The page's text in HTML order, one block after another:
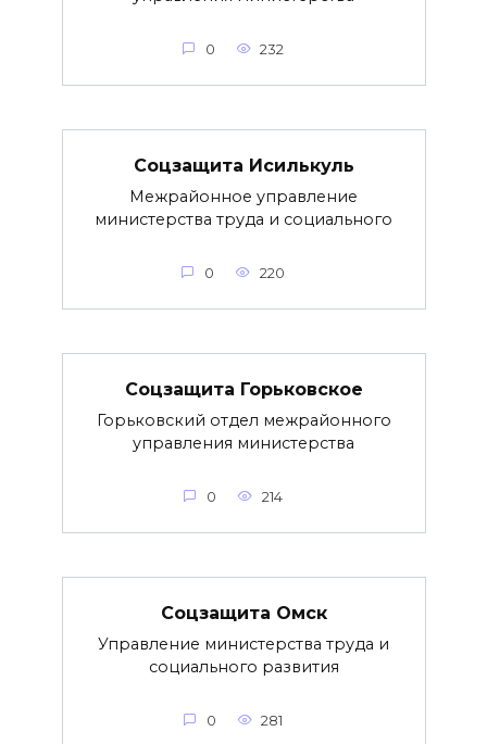
0 232
Соцзащита Исилькуль
Межрайонное управление
министерства труда и социального
0 220
Соцзащита Горьковское
Горьковский отдел межрайонного
управления министерства
0 214
Соцзащита Омск
Управление министерства труда и
социального развития
0 281